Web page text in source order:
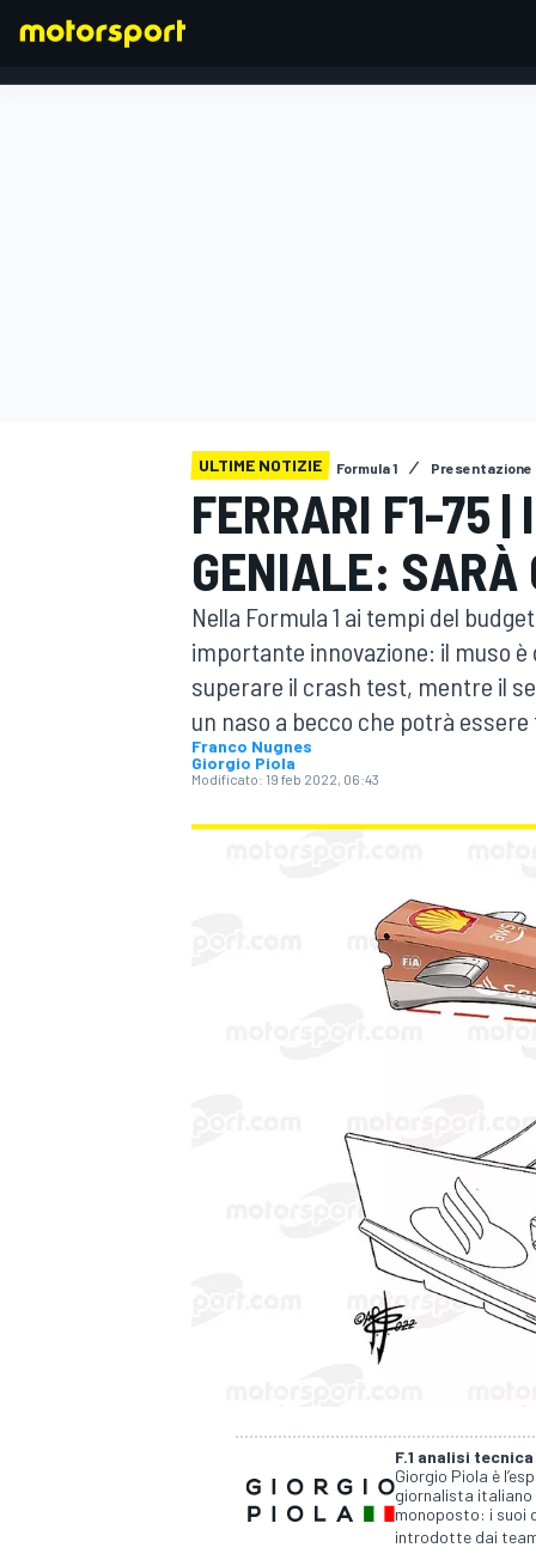
MOTOGP WEC
WRC
ULTIME NOTIZIE Formula 1 Presentazione
FERRARI F1-75 |
GENIALE: SARÀ
Nella Formula 1 ai tempi del
importante innovazione: il muso
superare il crash test, mentre il
un naso a becco che potrà
Franco Nugnes
Giorgio Piola
Modificato: 19 feb 2022, 06:43
F.1 analisi
Giorgio Piola è
giornalista italiano
monoposto: i suoi
introdotte dai